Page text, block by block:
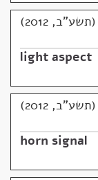
2012)
light aspect
2012)
horn signal